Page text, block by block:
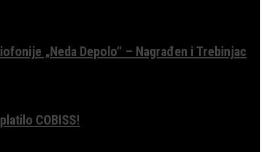
„Neda Depolo“ – Nagrađen i Trebinjac
COBISS!